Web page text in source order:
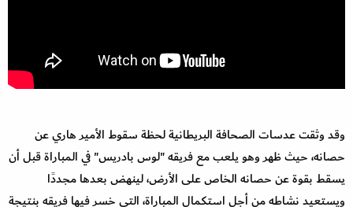
وقد وثقت عدسات الصحافة البريطانية لحظة سقوط الأمير هاري عن
حصانه، حيث ظهر وهو يلعب مع فريقه "لوس بادريس" في المباراة قبل أن
يسقط بقوة عن حصانه الخاص على الأرض، لينهض بعدها مجددًا
ويستعيد نشاطه من أجل استكمال المباراة، التي خسر فيها فريقه بنتيجة